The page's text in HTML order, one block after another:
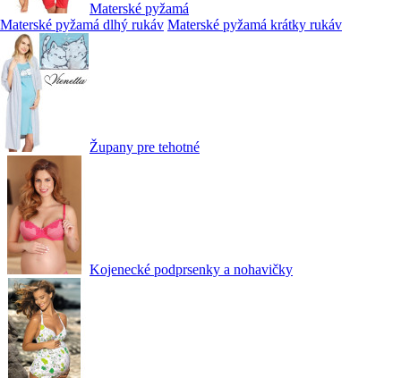
Materské pyžamá
Materské pyžamá dlhý rukáv Materské pyžamá krátky rukáv
Župany pre tehotné
Kojenecké podprsenky a nohavičky